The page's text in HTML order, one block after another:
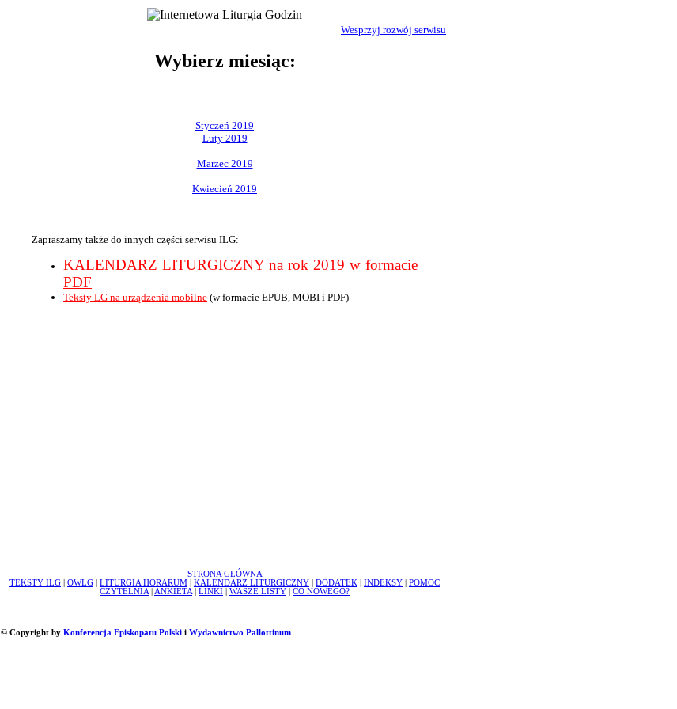
Wesprzyj rozwój serwisu
Wybierz miesiąc:
Styczeń 2019
Luty 2019
Marzec 2019
Kwiecień 2019
Zapraszamy także do innych części serwisu ILG:
KALENDARZ LITURGICZNY na rok 2019 w formacie
PDF
Teksty LG na urządzenia mobilne (w formacie EPUB, MOBI i PDF)
STRONA GŁÓWNA
TEKSTY ILG
OWLG LITURGIA HORARUM KALENDARZ LITURGICZNY DODATEK INDEKSY
POMOC
CZYTELNIA
ANKIETA LINKI WASZE LISTY CO NOWEGO?
© Copyright by Konferencja Episkopatu Polskii Wydawnictwo Pallottinum